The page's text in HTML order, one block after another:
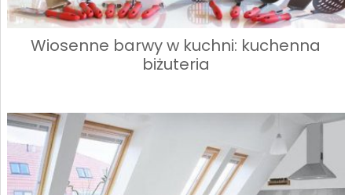
Wiosenne barwy w kuchni: kuchenna
biżuteria